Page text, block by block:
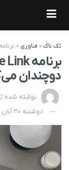
تک ناک» فناوری » برنامه Phone Link جذابیت‌های ویندوز 11 را دوچندان می‌کند
دوچندان
نوشته شده
دوشنبه 30 آبان 1401 - 15:35